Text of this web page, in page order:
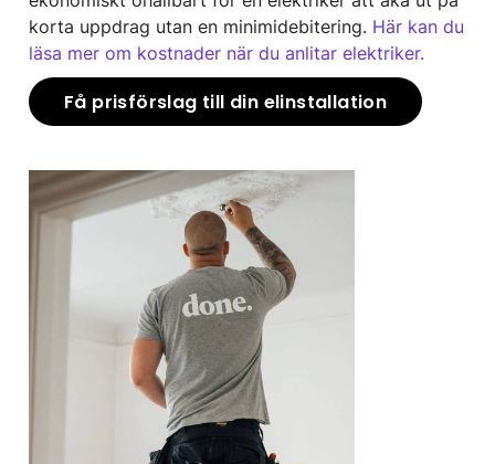
korta uppdrag utan en minimidebitering. Här kan du
läsa mer om kostnader när du anlitar elektriker.
Få prisförslag till din elinstallation